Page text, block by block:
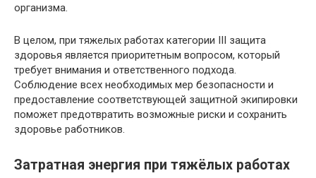
организма.
В целом, при тяжелых работах категории III защита
здоровья является приоритетным вопросом, который
требует внимания и ответственного подхода.
Соблюдение всех необходимых мер безопасности и
предоставление соответствующей защитной экипировки
поможет предотвратить возможные риски и сохранить
здоровье работников.
Затратная энергия при тяжёлых работах